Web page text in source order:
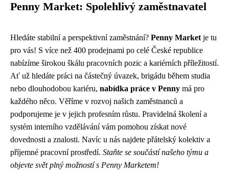
Penny Market: Spolehlivý zaměstnavatel
Hledáte stabilní a perspektivní zaměstnání? Penny Market je tu
pro vás! S více než 400 prodejnami po celé České republice
nabízíme širokou škálu pracovních pozic a kariérních příležitostí.
Ať už hledáte práci na částečný úvazek, brigádu během studia
nebo dlouhodobou kariéru, nabídka práce v Penny má pro
každého něco. Věříme v rozvoj našich zaměstnanců a
podporujeme je v jejich profesním růstu. Pravidelná školení a
systém interního vzdělávání vám pomohou získat nové
dovednosti a znalosti. Navíc u nás najdete přátelský kolektiv a
příjemné pracovní prostředí. Staňte se součástí našeho týmu a
objevte svět plný možností s Penny Marketem!